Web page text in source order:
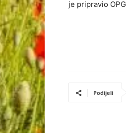
je pripravio
Podijeli